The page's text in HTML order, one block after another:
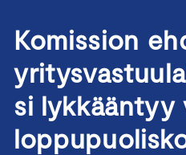
Komission
si lykkääntyy